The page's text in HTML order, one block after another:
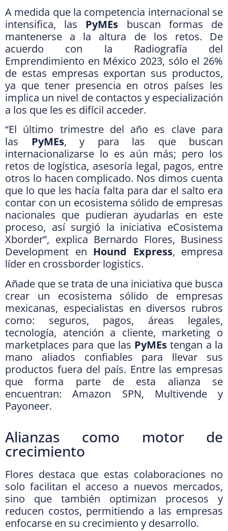
A medida que la competencia internacional se
intensifica, las PyMEs buscan formas de
mantenerse a la altura de los retos. De
acuerdo con la Radiografía del
Emprendimiento en México 2023, sólo el 26%
de estas empresas exportan sus productos,
ya que tener presencia en otros países les
implica un nivel de contactos y especialización
a los que les es difícil acceder.
“El último trimestre del año es clave para
las PyMEs, y para las que buscan
internacionalizarse lo es aún más; pero los
retos de logística, asesoría legal, pagos, entre
otros lo hacen complicado. Nos dimos cuenta
que lo que les hacía falta para dar el salto era
contar con un ecosistema sólido de empresas
nacionales que pudieran ayudarlas en este
proceso, así surgió la iniciativa eCosistema
Xborder”, explica Bernardo Flores, Business
Development en Hound Express, empresa
líder en crossborder logistics.
Añade que se trata de una iniciativa que busca
crear un ecosistema sólido de empresas
mexicanas, especialistas en diversos rubros
como: seguros, pagos, áreas legales,
tecnología, atención a cliente, marketing o
marketplaces para que las PyMEs tengan a la
mano aliados confiables para llevar sus
productos fuera del país. Entre las empresas
que forma parte de esta alianza se
encuentran: Amazon SPN, Multivende y
Payoneer.
Alianzas como motor de
crecimiento
Flores destaca que estas colaboraciones no
solo facilitan el acceso a nuevos mercados,
sino que también optimizan procesos y
reducen costos, permitiendo a las empresas
enfocarse en su crecimiento y desarrollo.